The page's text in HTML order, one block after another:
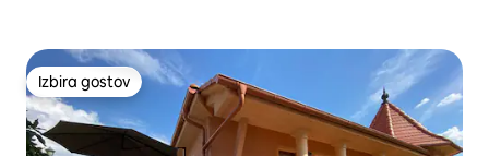
Izbira gostov
Izbira gostov